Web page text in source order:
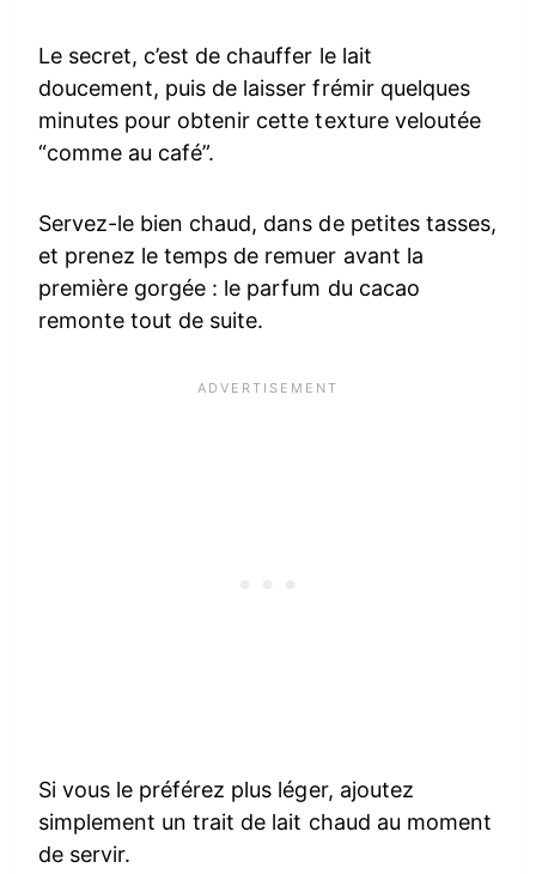
Le secret, c’est de chauffer le lait
doucement, puis de laisser frémir quelques
minutes pour obtenir cette texture veloutée
“comme au café”.
Servez-le bien chaud, dans de petites tasses,
et prenez le temps de remuer avant la
première gorgée : le parfum du cacao
remonte tout de suite.
Si vous le préférez plus léger, ajoutez
simplement un trait de lait chaud au moment
de servir.